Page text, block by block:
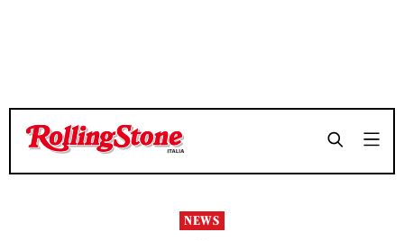
TEMPO DI LETTURA 12 MINUTI SHARE
TEMPO DI LETTURA 12 MINUTI SHARE
NEWS